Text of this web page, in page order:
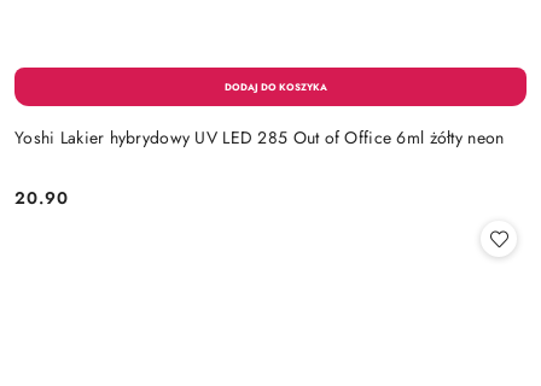
Yoshi Lakier hybrydowy UV LED 285 Out of Office 6ml żółty neon
Cena:
20.90